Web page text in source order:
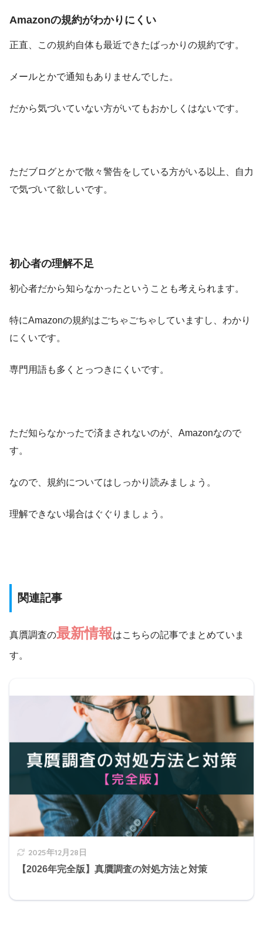
Amazonの規約がわかりにくい
正直、この規約自体も最近できたばっかりの規約です。
メールとかで通知もありませんでした。
だから気づいていない方がいてもおかしくはないです。
ただブログとかで散々警告をしている方がいる以上、自力
で気づいて欲しいです。
初心者の理解不足
初心者だから知らなかったということも考えられます。
特にAmazonの規約はごちゃごちゃしていますし、わかり
にくいです。
専門用語も多くとっつきにくいです。
ただ知らなかったで済まされないのが、Amazonなので
す。
なので、規約についてはしっかり読みましょう。
理解できない場合はぐぐりましょう。
関連記事
真贋調査の最新情報はこちらの記事でまとめていま
す。
2025年12月28日
【2026年完全版】真贋調査の対処方法と対策